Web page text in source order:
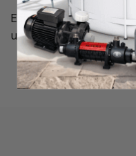
Etikett till display
utan etikett CS) som